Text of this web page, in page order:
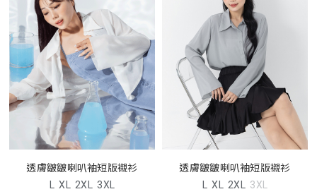
透膚皺皺喇叭袖短版襯衫
L XL 2XL 3XL
透膚皺皺喇叭袖短版襯衫
L XL 2XL 3XL